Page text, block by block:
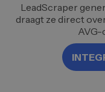
LeadScraper
draagt ze direct
AVG-